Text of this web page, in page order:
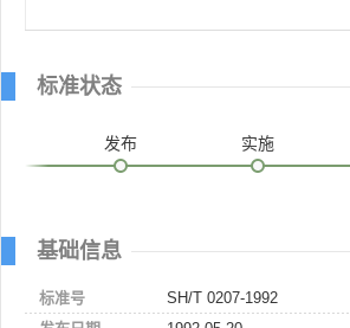
标准状态
发布 实施
基础信息
标准号
SH/T 0207-1992